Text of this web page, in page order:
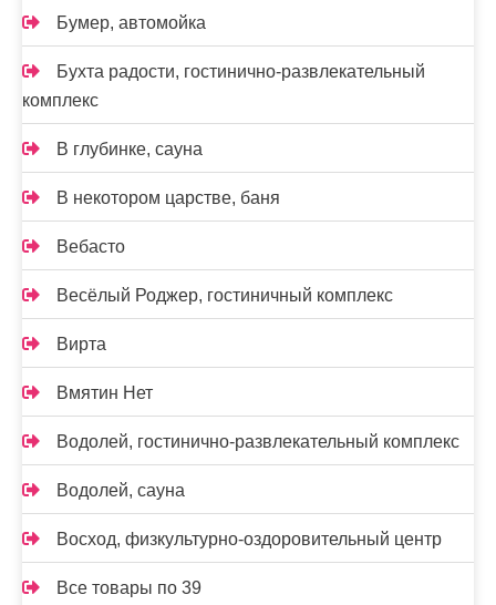
Бумер, автомойка
Бухта радости, гостинично-развлекательный
комплекс
В глубинке, сауна
В некотором царстве, баня
Вебасто
Весёлый Роджер, гостиничный комплекс
Вирта
Вмятин Нет
Водолей, гостинично-развлекательный комплекс
Водолей, сауна
Восход, физкультурно-оздоровительный центр
Все товары по 39